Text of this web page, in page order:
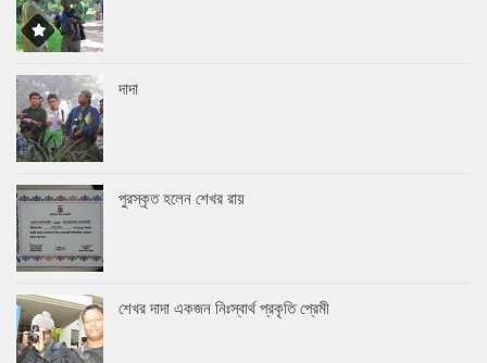
দাদা
পুরস্কৃত হলেন শেখর রায়
শেখর দাদা একজন নিঃস্বার্থ প্রকৃতি প্রেমী